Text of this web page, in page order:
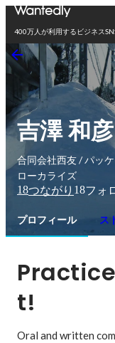
400万人が利用するビジネス
吉澤 和彦
合同会社西友 / パッ
ローカライズ
18つながり 18フォ
プロフィール ス
t!
Oral and written